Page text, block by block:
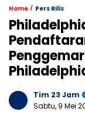
Home / Pers Rilis
Tim 23 Jam
Sabtu, 9 Mei